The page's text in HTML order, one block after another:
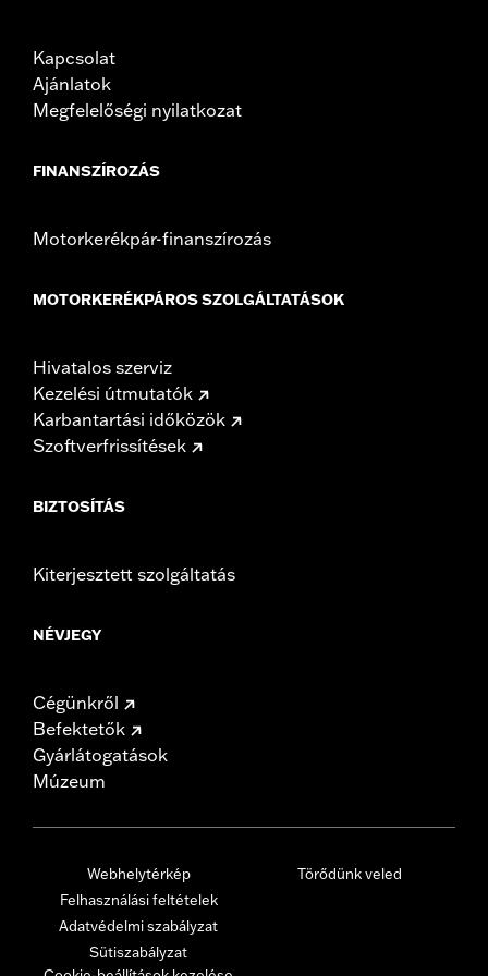
Kapcsolat
Ajánlatok
Megfelelőségi nyilatkozat
FINANSZÍROZÁS
Motorkerékpár-finanszírozás
MOTORKERÉKPÁROS SZOLGÁLTATÁSOK
Hivatalos szerviz
Kezelési útmutatók
Karbantartási időközök
Szoftverfrissítések
BIZTOSÍTÁS
Kiterjesztett szolgáltatás
NÉVJEGY
Cégünkről
Befektetők
Gyárlátogatások
Múzeum
Webhelytérkép
Felhasználási feltételek
Adatvédelmi szabályzat
Sütiszabályzat
Törődünk veled